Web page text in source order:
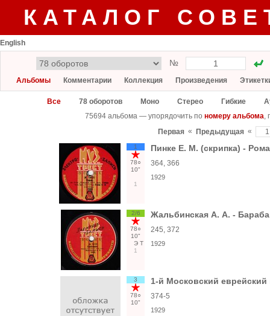
КАТАЛОГ
English
№
Альбомы Комментарии Коллекция Произведения
Все 78 оборотов Моно Стерео Гибкие
75694 альбома — упорядочить по номеру альбома,
Первая « Предыдущая «
1
78○
10"
1
Пинке Е. М. (скрипка) -
364, 366
1929
2/6
78○
10"
Э Т
1
Жальбинская А. А. -
245, 372
1929
3
78○
10"
1-й Московский
374-5
1929